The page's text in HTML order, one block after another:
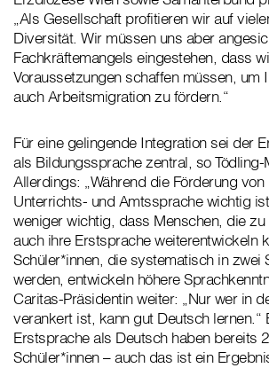
„Als Gesellschaft profitieren wir auf
Diversität. Wir müssen uns aber
Fachkräftemangels eingestehen, dass
Voraussetzungen schaffen müssen, um
auch Arbeitsmigration zu fördern.“
Für eine gelingende Integration sei der
als Bildungssprache zentral, so Tödling-
Allerdings: „Während die Förderung
Unterrichts- und Amtssprache wichtig
weniger wichtig, dass Menschen, die zu
auch ihre Erstsprache weiterentwickeln
Schüler*innen, die systematisch in zwei
werden, entwickeln höhere
Caritas-Präsidentin weiter: „Nur wer in
verankert ist, kann gut Deutsch lernen.“
Erstsprache als Deutsch haben bereits
Schüler*innen – auch das ist ein